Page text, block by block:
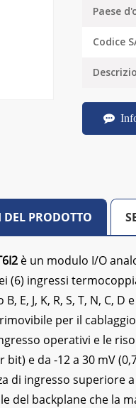
Paese
Codice
DEL PRODOTTO
è un modulo I/O
(6) ingressi
E, J, K, R, S, T, N, C,
per il
operativi e le
bit) e da -12 a 30 mV
di ingresso superiore
del backplane che la